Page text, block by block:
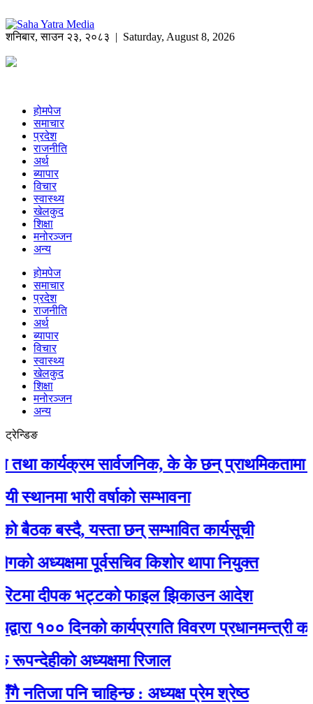
शनिबार,साउन २३, २०८३ | Saturday, August 8, 2026
होमपेज
समाचार
प्रदेश
राजनीति
अर्थ
ब्यापार
विचार
स्वास्थ्य
खेलकुद
शिक्षा
मनोरञ्जन
अन्य
होमपेज
समाचार
प्रदेश
राजनीति
अर्थ
ब्यापार
विचार
स्वास्थ्य
खेलकुद
शिक्षा
मनोरञ्जन
अन्य
ट्रेन्डिङ
सार्वजनिक, के के छन् प्राथमिकतामा ?
भारी वर्षाको सम्भावना
बस्दै, यस्ता छन् सम्भावित कार्यसूची
पूर्वसचिव किशोर थापा नियुक्त
दीपक भट्टको फाइल झिकाउन आदेश
१०० दिनको कार्यप्रगति विवरण प्रधानमन्त्री
अध्यक्षमा रिजाल
पनि चाहिन्छ : अध्यक्ष प्रेम श्रेष्ठ